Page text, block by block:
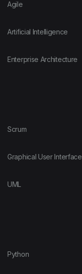
Agile
Artificial Intelligence
Enterprise Architecture
Scrum
Graphical User Interface
UML
Python